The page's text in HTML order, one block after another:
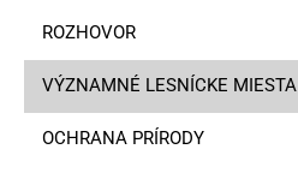
ROZHOVOR
VÝZNAMNÉ LESNÍCKE MIESTA
OCHRANA PRÍRODY